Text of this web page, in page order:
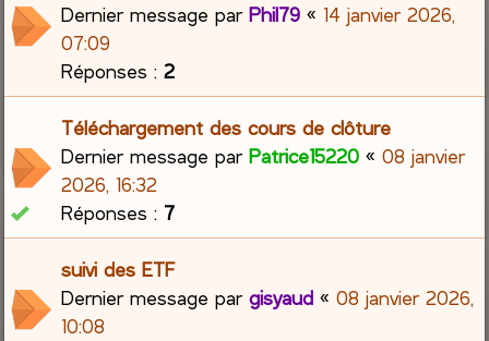
Dernier message parPhil79 « 14 janvier 2026,
07:09
Réponses :2
Téléchargement des cours de clôture
Dernier message parPatrice15220 «08 janvier
2026, 16:32
Réponses : 7
suivi des ETF
Dernier message pargisyaud «08 janvier 2026,
10:08